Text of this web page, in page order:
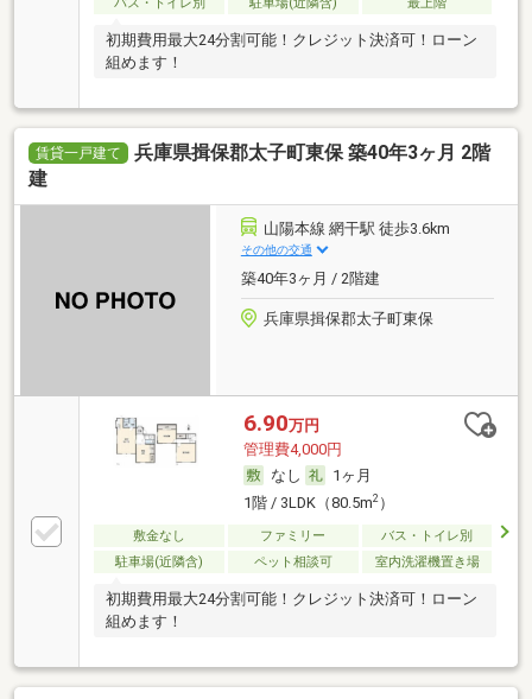
初期費用最大24分割可能！クレジット決済可！ローン
組めます！
賃貸一戸建て
兵庫県揖保郡太子町東保 築40年3ヶ月 2階
建
山陽本線 網干駅 徒歩3.6km
その他の交通
築40年3ヶ月 / 2階建
兵庫県揖保郡太子町東保
6.90万円
管理費4,000円
なし
1ヶ月
1階 / 3LDK（80.5m2）
敷金なし ファミリー
バス・トイレ別
駐車場(近隣含)
ペット相談可 室内洗濯機置き場
初期費用最大24分割可能！クレジット決済可！ローン
組めます！